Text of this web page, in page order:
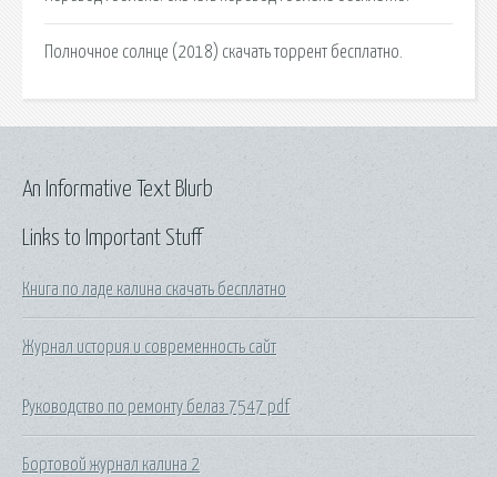
Полночное солнце (2018) скачать торрент бесплатно.
Links to Important Stuff
Книга по ладе калина скачать бесплатно
Журнал история и современность сайт
Руководство по ремонту белаз 7547 pdf
Бортовой журнал калина 2
An Informative Text Blurb